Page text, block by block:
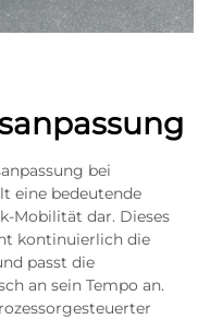
bei
eine bedeutende
Mobilität dar. Dieses
kontinuierlich die
passt die
an sein Tempo an.